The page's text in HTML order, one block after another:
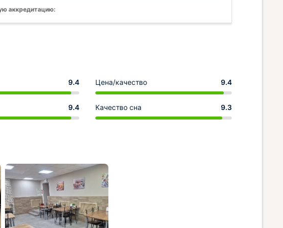
аккредитацию:
9.4 Цена/качество 9.4
9.4 Качество сна 9.3